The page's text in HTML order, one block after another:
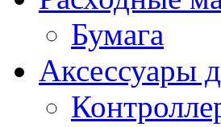
Бумага
Аксессуары